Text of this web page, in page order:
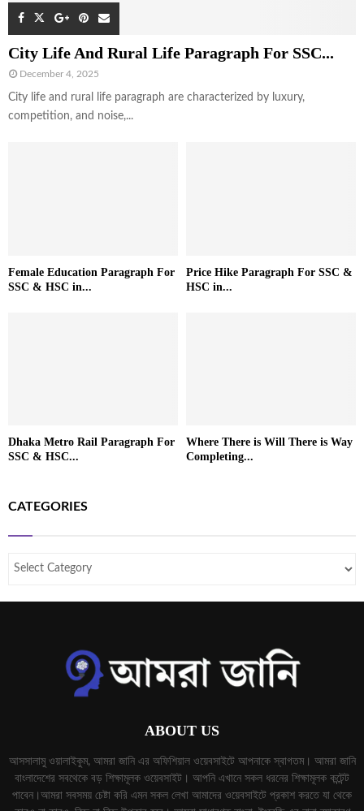
City Life And Rural Life Paragraph For SSC...
December 4, 2025
City life and rural life paragraph are characterized by luxury,
competition, and noise,...
Female Education Paragraph For
SSC & HSC in...
Price Hike Paragraph For SSC &
HSC in...
Dhaka Metro Rail Paragraph For
SSC & HSC...
Where There is Will There is Way
Completing...
CATEGORIES
ABOUT US
আসসালামু ওয়ালাইকুম, আমরা জানি এর অফিশিয়াল ওয়েবসাইটে আপনাকে স্বাগতম। আমরা জানি
বাংলাদেশের সবথেকে বড় শিক্ষামূলক ওয়েবসাইট। আপনি এখানে সকল ধরনের শিক্ষামূলক কন্টেন্ট
পাবেন।আমরা সবসময় চেষ্টা করি এমন সকল লেখা আমাদের ওয়েবসাইটে প্রকাশ করতে যা থেকে